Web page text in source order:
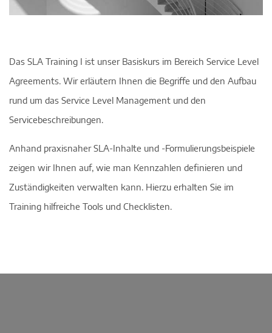
Das SLA Training I ist unser Basiskurs im Bereich Service Level
Agreements. Wir erläutern Ihnen die Begriffe und den Aufbau
rund um das Service Level Management und den
Servicebeschreibungen.
Anhand praxisnaher SLA-Inhalte und -Formulierungsbeispiele
zeigen wir Ihnen auf, wie man Kennzahlen definieren und
Zuständigkeiten verwalten kann. Hierzu erhalten Sie im
Training hilfreiche Tools und Checklisten.